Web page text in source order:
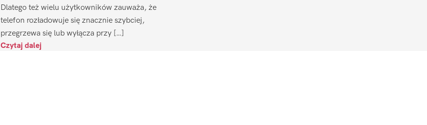
Dlatego też wielu użytkowników zauważa, że
telefon rozładowuje się znacznie szybciej,
przegrzewa się lub wyłącza przy […]
Czytaj dalej